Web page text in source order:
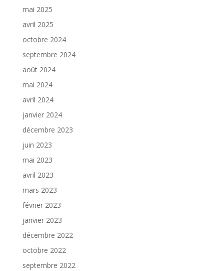
mai 2025
avril 2025
octobre 2024
septembre 2024
août 2024
mai 2024
avril 2024
janvier 2024
décembre 2023
juin 2023
mai 2023
avril 2023
mars 2023
février 2023
janvier 2023
décembre 2022
octobre 2022
septembre 2022